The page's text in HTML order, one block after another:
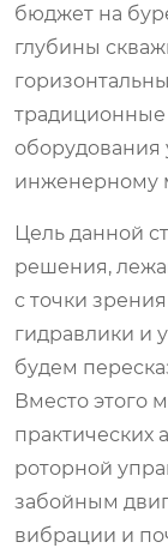
бюджет на
глубины
оборудования
инженерному
Цель данной
решения,
с точки
гидравлики и
будем
Вместо этого
практических
роторной
забойным
вибрации и